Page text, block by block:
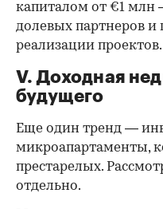
капиталом от €1 млн
долевых партнеров
реализации проектов.
V. Доходная
будущего
Еще один тренд —
микроапартаменты,
престарелых.
отдельно.